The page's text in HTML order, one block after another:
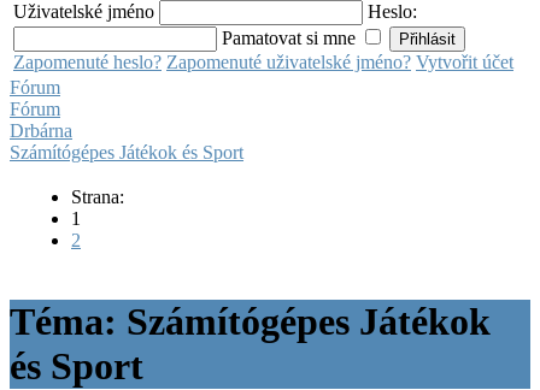
Uživatelské jméno
Heslo:
Pamatovat si mne
Zapomenuté heslo? Zapomenuté uživatelské jméno? Vytvořit účet
Fórum
Fórum
Drbárna
Számítógépes Játékok és Sport
Strana:
1
2
Téma: Számítógépes Játékok
és Sport